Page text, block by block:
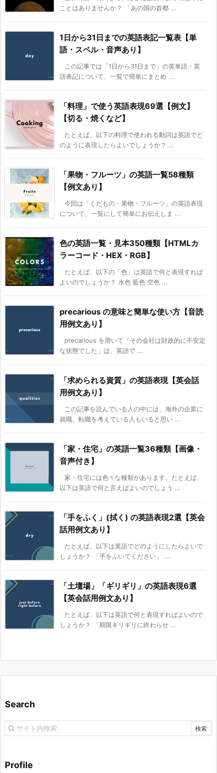
ことはありませんか？ 「あの国の首都 ...
1日から31日までの英語表記一覧表【単
語・スペル・音声あり】
この記事では「1日から31日まで」の英単語・英
語表記について、一覧で簡単にまとめ ...
「料理」で使う英語表現69選【例文】
【切る・焼くなど】
たとえば、以下の料理で使われる動詞は英語でど
のように表現したらよいでしょうか？ ...
「果物・フルーツ」の英語一覧58種類
【例文あり】
今回は「くだもの・果物・フルーツ」の英語表現
について、一覧にして簡単にお伝えしま ...
色の英語一覧・見本350種類【HTMLカ
ラーコード・HEX・RGB】
たとえば、以下の「色」は英語で何と表現すれば
よいのでしょうか？ 水色 藍色 空色 ...
precarious の意味と簡単な使い方【音読
用例文あり】
precarious を用いて「その会社は財政的に不安定
な状態でした」は、英語で ...
「求められる資質」の英語表現【英会話
用例文あり】
この記事を読んでいる人の中には、海外の企業に
就職、転職を考えている人もいると思い ...
「家・住宅」の英語一覧36種類【画像・
音声付き】
家・住宅には色々な種類があります。たとえば、
以下は英語で何と言えばよいのでしょう ...
「手をふく」(拭く) の英語表現2選【英会
話用例文あり】
たとえば、以下は英語でどのようにしたらよいで
しょうか？ 「手をふいてください」 ...
「土壇場」「ギリギリ」の英語表現6選
【英会話用例文あり】
たとえば、以下は英語で何と表現すればよいので
しょうか？ 「期限ギリギリに終わらせ ...
Search
Profile